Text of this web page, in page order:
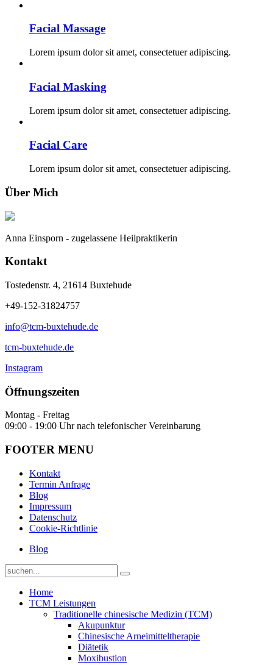
Facial Massage
Lorem ipsum dolor sit amet, consectetuer adipiscing.
Facial Masking
Lorem ipsum dolor sit amet, consectetuer adipiscing.
Facial Care
Lorem ipsum dolor sit amet, consectetuer adipiscing.
Über Mich
Anna Einsporn - zugelassene Heilpraktikerin
Kontakt
Tostedenstr. 4, 21614 Buxtehude
+49-152-31824757
info@tcm-buxtehude.de
tcm-buxtehude.de
Instagram
Öffnungszeiten
Montag - Freitag
09:00 - 19:00 Uhr nach telefonischer Vereinbarung
FOOTER MENU
Kontakt
Termin Anfrage
Blog
Impressum
Datenschutz
Cookie-Richtlinie
Blog
Home
TCM Leistungen
Traditionelle chinesische Medizin (TCM)
Akupunktur
Chinesische Arneimitteltherapie
Diätetik
Moxibustion